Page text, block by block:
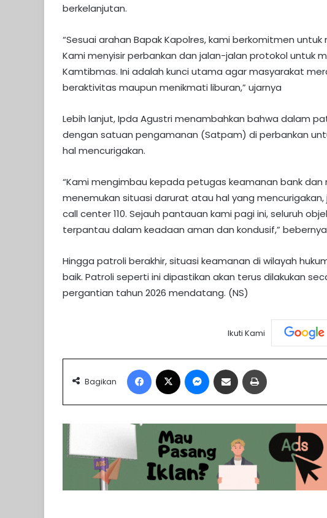
berkelanjutan.
“Sesuai arahan Bapak Kapolres, kami berkomitmen
Kami menyisir perbankan dan jalan-jalan protokol untuk
Kamtibmas. Ini adalah kunci utama agar masyarakat
beraktivitas maupun menikmati liburan,” ujarnya
Lebih lanjut, Ipda Agustri menambahkan bahwa dalam
dengan satuan pengamanan (Satpam) di perbankan
hal mencurigakan.
“Kami mengimbau kepada petugas keamanan bank
menemukan situasi darurat atau hal yang
call center 110. Sejauh pantauan kami pagi ini, seluruh
terpantau dalam keadaan aman dan kondusif,”
Hingga patroli berakhir, situasi keamanan di wilayah
baik. Patroli seperti ini dipastikan akan terus dilakukan
pergantian tahun 2026 mendatang. (NS)
Ikuti Kami
Bagikan
Facebook Messenger
Share via Email